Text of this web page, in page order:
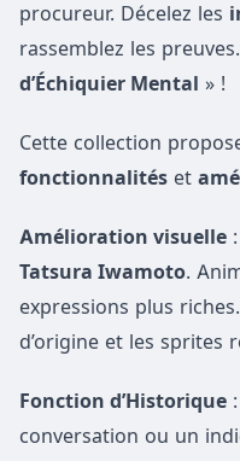
procureur. Décelez les
rassemblez les
d’Échiquier Mental » !
Cette collection
fonctionnalités et
Amélioration visuelle
Tatsura Iwamoto.
expressions plus
d’origine et les sprites
Fonction d’Historique
conversation ou un